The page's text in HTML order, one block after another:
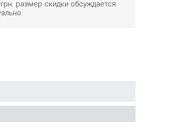
размер скидки обсуждается